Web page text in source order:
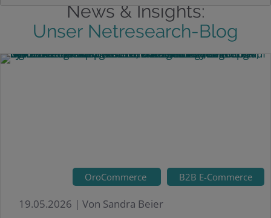
News & Insights:
Unser Netresearch-Blog
OroCommerce B2B E-Commerce
19.05.2026 | Von Sandra Beier